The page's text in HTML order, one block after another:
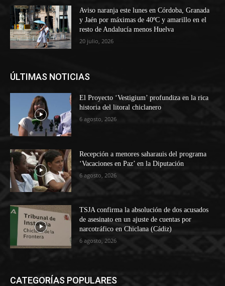
Aviso naranja este lunes en Córdoba, Granada
y Jaén por máximas de 40ºC y amarillo en el
resto de Andalucía menos Huelva
20 julio, 2026
ÚLTIMAS NOTICIAS
El Proyecto ‘Vestigium’ profundiza en la rica
historia del litoral chiclanero
6 agosto, 2026
Recepción a menores saharauis del programa
‘Vacaciones en Paz’ en la Diputación
6 agosto, 2026
TSJA confirma la absolución de dos acusados
de asesinato en un ajuste de cuentas por
narcotráfico en Chiclana (Cádiz)
6 agosto, 2026
CATEGORÍAS POPULARES